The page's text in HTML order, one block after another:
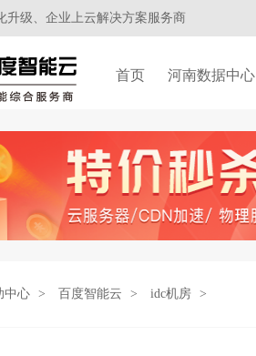
升级、企业上云解决方案服务商
首页 河南数据中心
中心 > 百度智能云 > idc机房 >